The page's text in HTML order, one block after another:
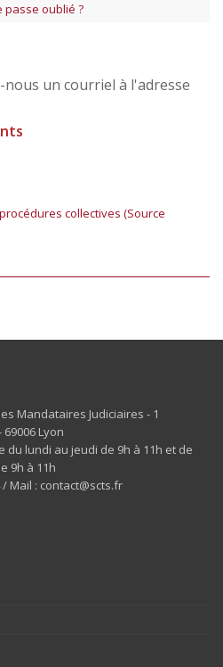
passe oublié ?
nous un courriel à l'adresse
collectives (Source
Mandataires Judiciaires - 1
Lyon
du lundi au jeudi de 9h à 11h et de
9h à 11h
/ Mail : contact@scts.fr